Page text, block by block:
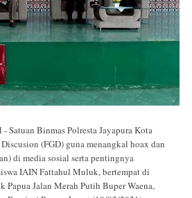
Satuan Binmas Polresta Jayapura Kota
(FGD) guna menangkal hoax dan
di media sosial serta pentingnya
IAIN Fattahul Muluk, bertempat di
Jalan Merah Putih Buper Waena,